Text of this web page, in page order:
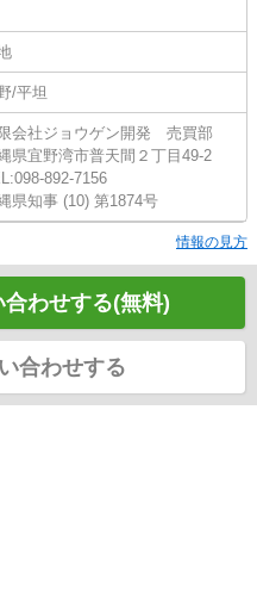
/平坦
会社ジョウゲン開発 売買部
県宜野湾市普天間２丁目49-2
892-7156
県知事 (10) 第1874号
情報の見方
わせする(無料)
合わせする